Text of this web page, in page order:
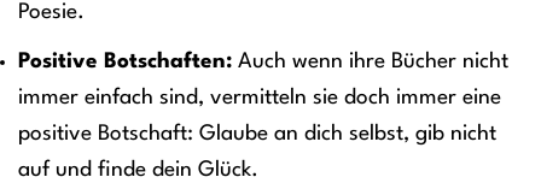
Poesie.
Positive Botschaften: Auch wenn ihre Bücher nicht
immer einfach sind, vermitteln sie doch immer eine
positive Botschaft: Glaube an dich selbst, gib nicht
auf und finde dein Glück.